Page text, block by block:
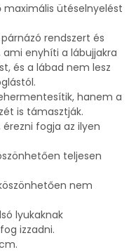
maximális ütéselnyelést
rendszert és
enyhíti a lábujjakra
és a lábad nem lesz
hanem a
is támasztják.
fogja az ilyen
teljesen
nem
lyukaknak
izzadni.